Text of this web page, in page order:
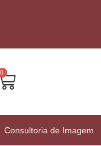
0
Consultoria de Imagem